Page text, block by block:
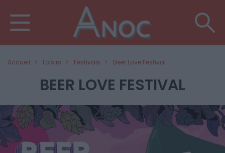
Accueil Loisirs Festivals Beer Love Festival
BEER LOVE FESTIVAL